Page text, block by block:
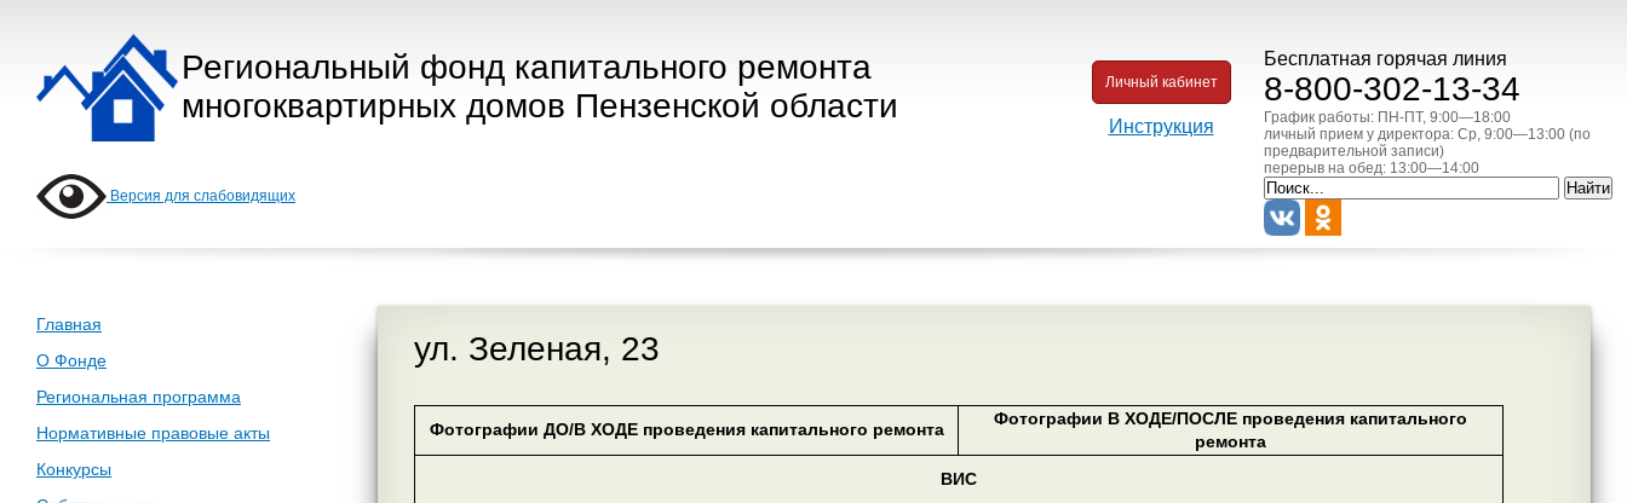
Региональный фонд капитального ремонта
многоквартирных домов Пензенской области
Бесплатная горячая линия
8-800-302-13-34
График работы: ПН-ПТ, 9:00—18:00
личный прием у директора: Ср, 9:00—13:00 (по
предварительной записи)
перерыв на обед: 13:00—14:00
Личный кабинет
Инструкция
Версия для слабовидящих
Главная
О Фонде
Региональная программа
Нормативные правовые акты
Конкурсы
ул. Зеленая, 23
Фотографии ДО/В ХОДЕ проведения капитального ремонта
Фотографии В ХОДЕ/ПОСЛЕ проведения капитального
ремонта
ВИС